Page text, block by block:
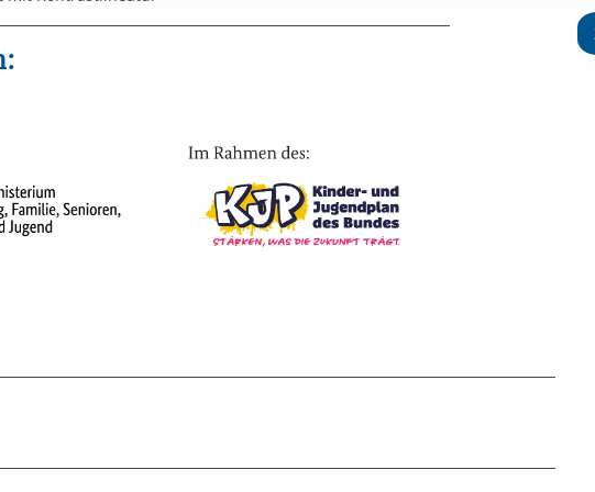
Einwilligung erstreckt sich nicht auf notwendige Cookies, die erforderlich zur
aufgerufenen und somit gewünschten Website-Funktionen sind. Diese
Interessen und daher unabhängig von einer Einwilligung.